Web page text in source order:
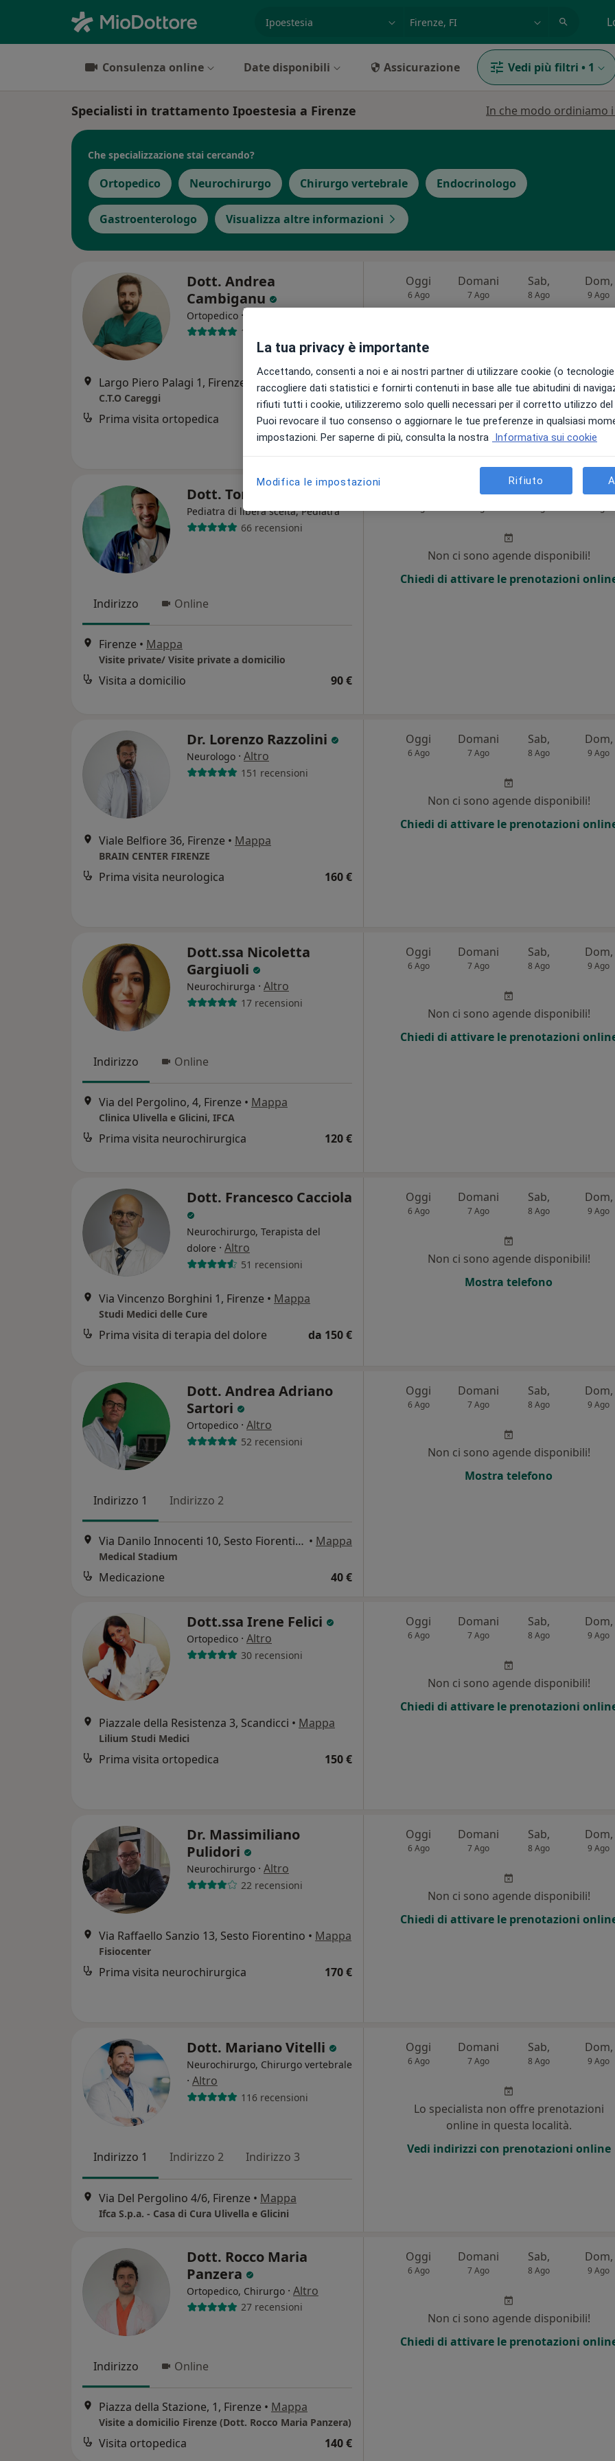
Consulenza online Date disponibili Assicurazione Vedi più filtri • 1
Specialisti in trattamento Ipoestesia a Firenze In che modo ordiniamo
Che specializzazione stai cercando?
Ortopedico Neurochirurgo Chirurgo vertebrale Endocrinologo
Gastroenterologo Visualizza altre informazioni
Dott. Andrea
Cambiganu
Ortopedico ·
15 recensioni
Largo Piero Palagi 1, Firenze Mappa
C.T.O Careggi
Prima visita ortopedica 120 €
Oggi
6 Ago
Domani
7 Ago
Sab,
8 Ago
Dom,
9 Ago
Non ci sono agende disponibili!
Chiedi di attivare le prenotazioni online
Dott. Tommaso Lupi
Pediatra di libera scelta, Pediatra
66 recensioni
Indirizzo Online
Firenze • Mappa
Visite private/ Visite private a domicilio
Visita a domicilio 90 €
Domani Sab, Dom,
Non ci sono agende disponibili!
Chiedi di attivare le prenotazioni
Dr. Lorenzo Razzolini
Neurologo · Altro
151 recensioni
Viale Belfiore 36, Firenze • Mappa
BRAIN CENTER FIRENZE
Prima visita neurologica 160 €
Oggi
6 Ago
Domani
7 Ago
Sab,
8 Ago
Dom,
9 Ago
Non ci sono agende disponibili!
Chiedi di attivare le prenotazioni
Dott.ssa Nicoletta
Gargiuoli
Neurochirurga · Altro
17 recensioni
Indirizzo Online
Via del Pergolino, 4, Firenze • Mappa
Clinica Ulivella e Glicini, IFCA
Prima visita neurochirurgica 120 €
Oggi
6 Ago
Domani
7 Ago
Sab,
8 Ago
Dom,
9 Ago
Non ci sono agende disponibili!
Chiedi di attivare le prenotazioni
Dott. Francesco Cacciola
Neurochirurgo, Terapista del
dolore · Altro
51 recensioni
Via Vincenzo Borghini 1, Firenze • Mappa
Studi Medici delle Cure
Prima visita di terapia del dolore da 150 €
Oggi
6 Ago
Domani
7 Ago
Sab,
8 Ago
Dom,
9 Ago
Non ci sono agende disponibili!
Mostra telefono
Dott. Andrea Adriano
Sartori
Ortopedico · Altro
52 recensioni
Indirizzo 1 Indirizzo 2
Via Danilo Innocenti 10, Sesto Fiorentino • Mappa
Medical Stadium
Medicazione 40 €
Oggi
6 Ago
Domani
7 Ago
Sab,
8 Ago
Dom,
9 Ago
Non ci sono agende disponibili!
Mostra telefono
Dott.ssa Irene Felici
Ortopedico · Altro
30 recensioni
Piazzale della Resistenza 3, Scandicci • Mappa
Lilium Studi Medici
Prima visita ortopedica 150 €
Oggi
6 Ago
Domani
7 Ago
Sab,
8 Ago
Dom,
9 Ago
Non ci sono agende disponibili!
Chiedi di attivare le prenotazioni
Dr. Massimiliano
Pulidori
Neurochirurgo · Altro
22 recensioni
Via Raffaello Sanzio 13, Sesto Fiorentino • Mappa
Fisiocenter
Prima visita neurochirurgica 170 €
Oggi
6 Ago
Domani
7 Ago
Sab,
8 Ago
Dom,
9 Ago
Non ci sono agende disponibili!
Chiedi di attivare le prenotazioni
Dott. Mariano Vitelli
Neurochirurgo, Chirurgo vertebrale
· Altro
116 recensioni
Indirizzo 1 Indirizzo 2 Indirizzo 3
Via Del Pergolino 4/6, Firenze • Mappa
Ifca S.p.a. - Casa di Cura Ulivella e Glicini
Oggi
6 Ago
Domani
7 Ago
Sab,
8 Ago
Dom,
9 Ago
Lo specialista non offre prenotazioni
online in questa località.
Vedi indirizzi con prenotazioni online
Dott. Rocco Maria
Panzera
Ortopedico, Chirurgo · Altro
27 recensioni
Indirizzo Online
Piazza della Stazione, 1, Firenze • Mappa
Visite a domicilio Firenze (Dott. Rocco Maria Panzera)
Visita ortopedica 140 €
Oggi
6 Ago
Domani
7 Ago
Sab,
8 Ago
Dom,
9 Ago
Non ci sono agende disponibili!
Chiedi di attivare le prenotazioni
La tua privacy è importante
Accettando, consenti a noi e ai nostri partner di utilizzare cookie (o
raccogliere dati statistici e fornirti contenuti in base alle tue abitudini di
rifiuti tutti i cookie, utilizzeremo solo quelli necessari per il corretto utilizzo
Puoi revocare il tuo consenso o aggiornare le tue preferenze in qualsiasi
impostazioni. Per saperne di più, consulta la nostra Informativa sui cookie
Modifica le impostazioni Rifiuto